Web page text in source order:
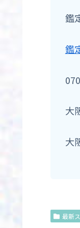
鑑
鑑
大
大
最新